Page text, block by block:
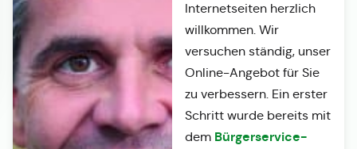
Internetseiten herzlich
willkommen. Wir
versuchen ständig, unser
Online-Angebot für Sie
zu verbessern. Ein erster
Schritt wurde bereits mit
dem Bürgerservice-